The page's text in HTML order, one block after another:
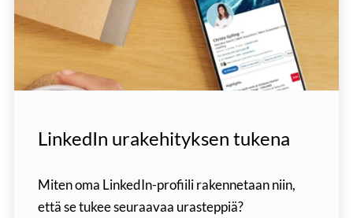
LinkedIn urakehityksen tukena
Miten oma LinkedIn-profiili rakennetaan niin,
että se tukee seuraavaa urasteppiä?